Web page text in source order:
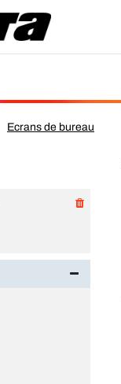
Ecrans de bureau